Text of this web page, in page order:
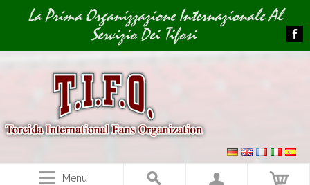
Image 01La Prima Organizzazione Internazionale Al
Servizio Dei Tifosi
Menu